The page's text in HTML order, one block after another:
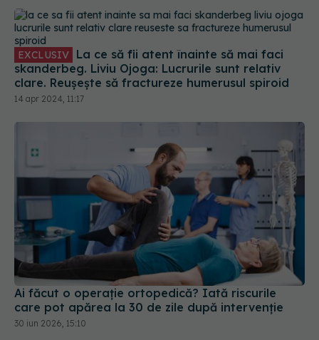
EXCLUSIV
skanderbeg. Liviu Ojoga: Lucrurile sunt relativ
clare. Reușește să fractureze humerusul spiroid
14 apr 2024, 11:17
Ai făcut o operație ortopedică? Iată riscurile
care pot apărea la 30 de zile după intervenție
30 iun 2026, 15:10